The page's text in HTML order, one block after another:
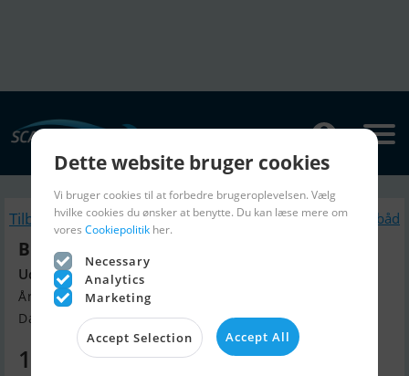
Tilbage Lignende Motorbåd
Buster LX
Uden motor
Årgang 2025, Motorbåd til salg
Danmark
194.900 DKK
Dette website bruger cookies
Vi bruger cookies til at forbedre brugeroplevelsen. Vælg
hvilke cookies du ønsker at benytte. Du kan læse mere om
vores Cookiepolitik her.
Necessary
Analytics
Marketing
Accept Selection Accept All